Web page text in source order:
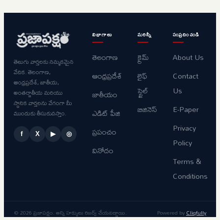
నుంచి
పంపిణీ
తెలుగు వార్తలకు నమ్మకమైన
వేదిక. తెలంగాణ,
ఆంధ్రప్రదేశ్, జాతీయ,
అంతర్జాతీయ మరియు
స్థానిక వార్తలను వేగంగా మీ
ముందుకు తీసుకువస్తాం.
f X ▶ ◎
విభాగాలు
తెలంగాణ
ఆంధ్రప్రదేశ్
జాతీయం
ఎడిట్ పేజి
ప్రపంచం
వినోదం
మరిన్నీ
క్రైమ్
లైఫ్
స్టైల్
బిజినెస్
సంప్రదించండి
About Us
Contact
Us
E-Paper
Privacy
Policy
Terms &
Conditions
© 2026 ప్రజాపక్షం. అన్ని హక్కులు రిజర్వ్ చేయబడ్డాయి. Powered byCliqfully